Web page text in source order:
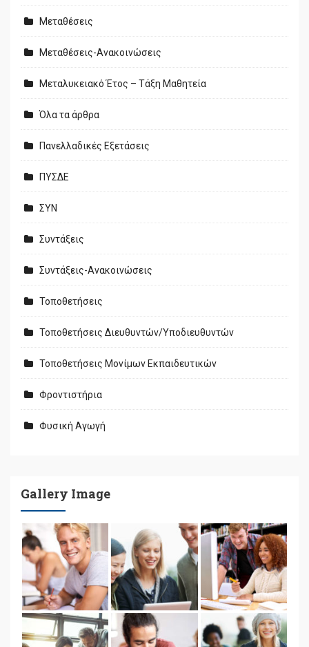
Μεταθέσεις
Μεταθέσεις-Ανακοινώσεις
Μεταλυκειακό Έτος – Τάξη Μαθητεία
Όλα τα άρθρα
Πανελλαδικές Εξετάσεις
ΠΥΣΔΕ
ΣΥΝ
Συντάξεις
Συντάξεις-Ανακοινώσεις
Τοποθετήσεις
Τοποθετήσεις Διευθυντών/Υποδιευθυντών
Τοποθετήσεις Μονίμων Εκπαιδευτικών
Φροντιστήρια
Φυσική Αγωγή
Gallery Image